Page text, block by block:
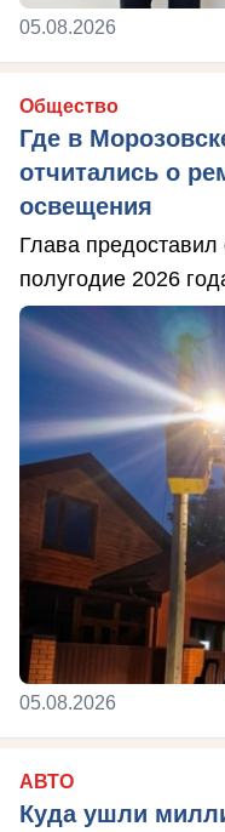
05.08.2026
Общество
Где в
отчитались о
освещения
Глава предоставил
полугодие 2026
05.08.2026
АВТО
Куда ушли